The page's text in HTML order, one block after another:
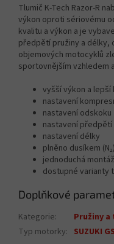
Tlumič K-Tech Razor-R
výkon oproti sériovému
kvalitu a výkon a je
předpětí pružiny a délky,
objemových motocyklů
sportovnějším vzhledem
vyšší výkon a lepší
nastavení
nastavení odskoku
nastavení předpětí
nastavení délky
plněno dusíkem (N₂)
jednoduchá
dostupné varianty
Doplňkové
Kategorie:
Pružiny
Typ motorky: SUZUKI